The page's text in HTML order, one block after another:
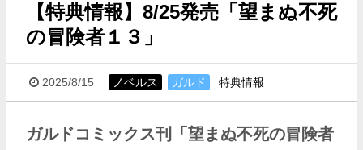
【特典情報】8/25発売「望まぬ不死
の冒険者１３」
2025/8/15 ノベルス ガルド 特典情報
ガルドコミックス刊「望まぬ不死の冒険者